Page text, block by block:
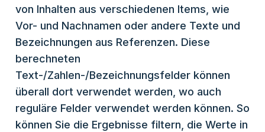
von Inhalten aus verschiedenen Items, wie
Vor- und Nachnamen oder andere Texte und
Bezeichnungen aus Referenzen. Diese
berechneten
Text-/Zahlen-/Bezeichnungsfelder können
überall dort verwendet werden, wo auch
reguläre Felder verwendet werden können. So
können Sie die Ergebnisse filtern, die Werte in